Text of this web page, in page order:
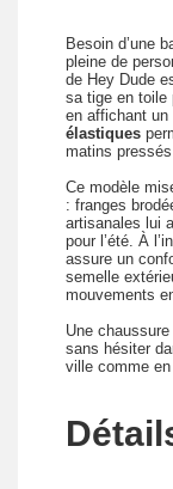
Besoin d’une
pleine de
de Hey Dude
sa tige en toile
en affichant un
élastiques
matins
Ce modèle
: franges
artisanales lui
pour l’été. À
assure un
semelle
mouvements
Une
sans hésiter
ville comme